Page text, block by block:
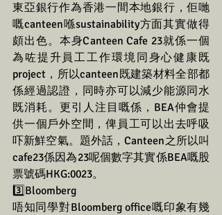
東亞銀行作為香港一間本地銀行，佢哋
嘅canteen喺sustainability方面其實做得
頗出色。本身Canteen Cafe 23就係一個
為咗提升員工工作環境同身心健康既
project，所以canteen既建築材料全部都
係經過認證，同時亦可以減少能源同水
既消耗。更引人注目嘅係，BEA仲會提
供一個戶外空間，俾員工可以出去呼吸
吓新鮮空氣。題外話，Canteen之所以叫
cafe23係因為23呢個數字其實係BEA嘅股
票號碼HKG:0023。
3️⃣Bloomberg
唔知同學對Bloomberg office嘅印象有幾